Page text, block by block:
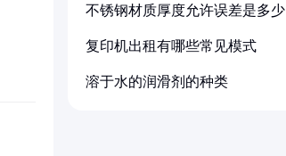
不锈钢材质厚度允许误差是多少
复印机出租有哪些常见模式
溶于水的润滑剂的种类